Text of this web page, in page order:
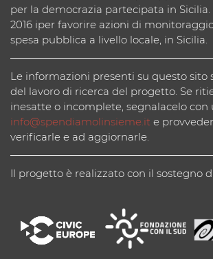
per la democrazia partecipata in Sicilia.
2016 iper favorire azioni di
spesa pubblica a livello locale, in Sicilia.
Le informazioni presenti su questo sito
del lavoro di ricerca del progetto. Se
inesatte o incomplete, segnalacelo con
info@spendiamolinsieme.it e
verificarle e ad aggiornarle.
Il progetto è realizzato con il sostegno